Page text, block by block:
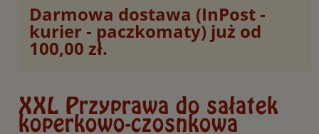
Darmowa dostawa (InPost -
kurier - paczkomaty) już od
100,00 zł.
XXL Przyprawa do sałatek
koperkowo-czosnkowa